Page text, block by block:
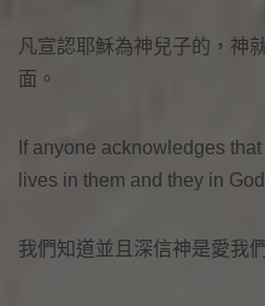
凡宣認耶穌為神兒子的，神
面。
If anyone acknowledges
lives in them and they in
我們知道並且深信神是愛我